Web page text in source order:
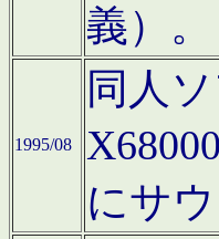
義）。
1995/08
同人
にサ